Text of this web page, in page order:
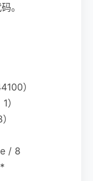
。
）
）
/ 8